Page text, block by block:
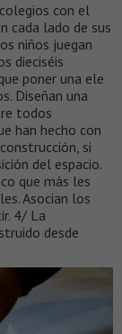
con el
cada lado de sus
niños juegan
dieciséis
poner una ele
Diseñan una
todos
han hecho con
si
del espacio.
que más les
Asocian los
4/ La
desde